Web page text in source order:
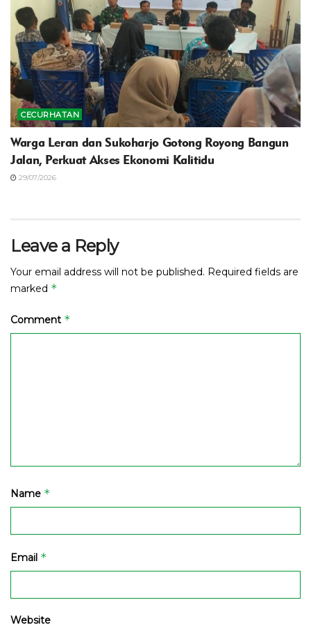
CECURHATAN
Warga Leran dan Sukoharjo Gotong Royong Bangun
Jalan, Perkuat Akses Ekonomi Kalitidu
29/07/2026
Leave a Reply
Your email address will not be published. Required fields are
marked *
Comment *
Name *
Email *
Website